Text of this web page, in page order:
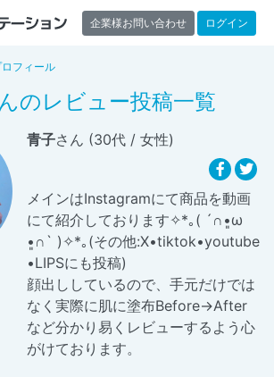
企業様お問い合わせ ログイン
フィール
のレビュー投稿一覧
青子さん (30代 / 女性)
メインはInstagramにて商品を動画
にて紹介しております✧︎*｡( ´∩︎•͈ω
•͈∩︎` )✧︎*｡(その他:X•tiktok•youtube
•LIPSにも投稿)
顔出ししているので、手元だけでは
なく実際に肌に塗布Before→After
など分かり易くレビューするよう心
がけております。